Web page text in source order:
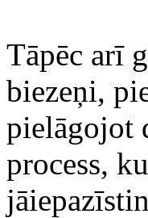
Tāpēc arī
biezeņi,
pielāgojot
process,